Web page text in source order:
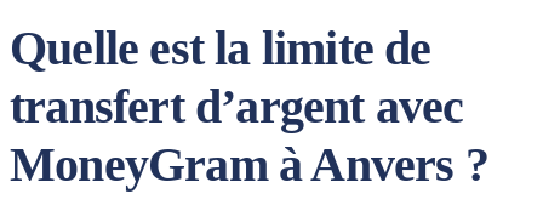
Quelle est la limite de
transfert d’argent avec
MoneyGram à Anvers ?